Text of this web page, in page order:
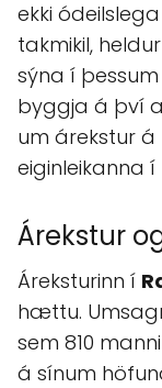
ekki
takmikil,
sýna í
byggja á því
um árekstur
eiginleikanna í
Árekstur
Áreksturinn í
hættu.
sem 810
á sínum